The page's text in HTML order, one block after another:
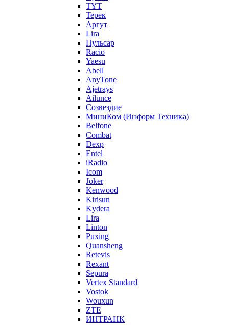
TYT
Терек
Аргут
Lira
Пульсар
Racio
Yaesu
Abell
AnyTone
Ajetrays
Ailunce
Созвездие
МиниКом (Информ Техника)
Belfone
Combat
Dexp
Entel
iRadio
Icom
Joker
Kenwood
Kirisun
Kydera
Lira
Linton
Puxing
Quansheng
Retevis
Rexant
Sepura
Vertex Standard
Vostok
Wouxun
ZTE
ИНТРАНК